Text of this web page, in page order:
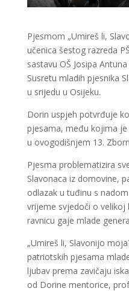
Pjesmom „Umireš li,
učenica šestog razreda
sastavu OŠ Josipa
Susretu mladih pjesnika
u srijedu u Osijeku.
Dorin uspjeh potvrđuje
pjesama, među kojima
u ovogodišnjem 13.
Pjesma problematizira
Slavonaca iz domovine,
odlazak u tuđinu s
vrijeme svjedoči o velikoj
ravnicu gaje mlade
„Umireš li, Slavonijo
patriotskih pjesama
ljubav prema zavičaju
od Dorine mentorice,